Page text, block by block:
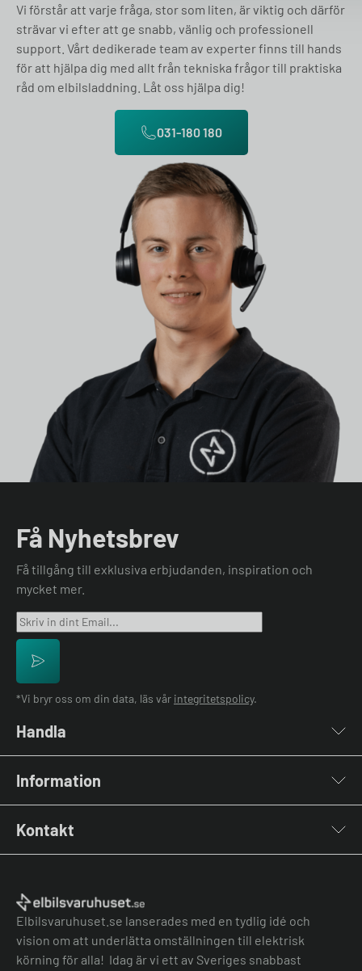
Vi förstår att varje fråga, stor som liten, är viktig och därför
strävar vi efter att ge snabb, vänlig och professionell
support. Vårt dedikerade team av experter finns till hands
för att hjälpa dig med allt från tekniska frågor till praktiska
råd om elbilsladdning. Låt oss hjälpa dig!
031-180 180
Få Nyhetsbrev
Få tillgång till exklusiva erbjudanden, inspiration och
mycket mer.
*Vi bryr oss om din data, läs vår integritetspolicy.
Handla
Laddkablar
Kabelhållare
Stolpar & Fästen
Information
Lastbalansering
Grön teknik bidrag
Jämför laddboxar
Köpvillkor
Kontakt
Elbilsvaruhuset.se lanserades med en tydlig idé och
vision om att underlätta omställningen till elektrisk
körning för alla! Idag är vi ett av Sveriges snabbast